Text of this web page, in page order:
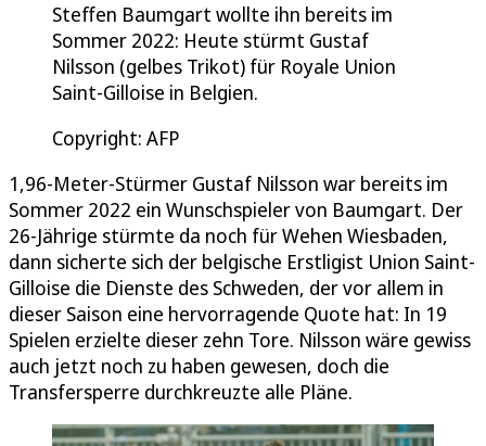
Steffen Baumgart wollte ihn bereits im
Sommer 2022: Heute stürmt Gustaf
Nilsson (gelbes Trikot) für Royale Union
Saint-Gilloise in Belgien.
Copyright: AFP
1,96-Meter-Stürmer Gustaf Nilsson war bereits im
Sommer 2022 ein Wunschspieler von Baumgart. Der
26-Jährige stürmte da noch für Wehen Wiesbaden,
dann sicherte sich der belgische Erstligist Union Saint-
Gilloise die Dienste des Schweden, der vor allem in
dieser Saison eine hervorragende Quote hat: In 19
Spielen erzielte dieser zehn Tore. Nilsson wäre gewiss
auch jetzt noch zu haben gewesen, doch die
Transfersperre durchkreuzte alle Pläne.